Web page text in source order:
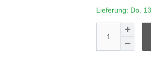
Lieferung: Do.